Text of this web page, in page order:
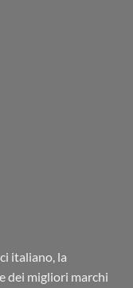
italiano, la
dei migliori marchi